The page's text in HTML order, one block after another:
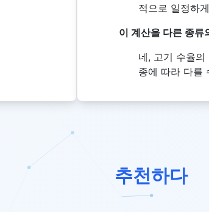
적으로 일정하
이 계산을 다른 종류
네, 고기 수율
종에 따라 다를
추천하다